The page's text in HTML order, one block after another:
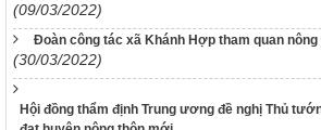
(09/03/2022)
Đoàn công tác xã Khánh Hợp tham quan
(30/03/2022)
Hội đồng thẩm định Trung ương đề nghị Thủ